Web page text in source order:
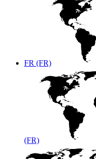
FR (FR)
(FR)